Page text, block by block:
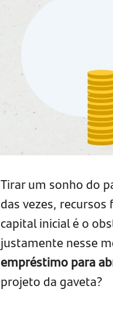
Tirar um sonho do
das vezes,
capital inicial é o
justamente nesse
empréstimo para
projeto da gaveta?